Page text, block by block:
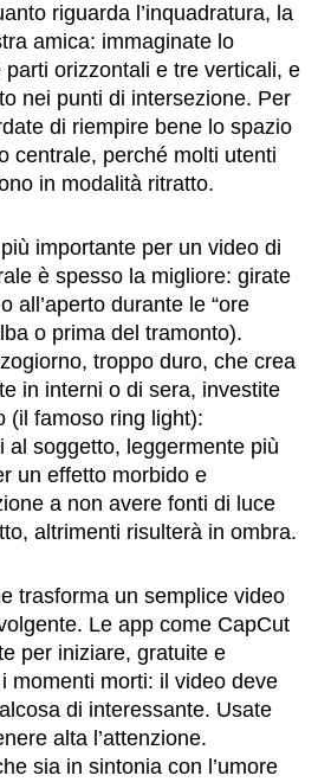
riguarda l’inquadratura, la
amica: immaginate lo
orizzontali e tre verticali, e
nei punti di intersezione. Per
di riempire bene lo spazio
centrale, perché molti utenti
in modalità ritratto.
importante per un video di
è spesso la migliore: girate
all’aperto durante le “ore
o prima del tramonto).
troppo duro, che crea
in interni o di sera, investite
(il famoso ring light):
al soggetto, leggermente più
un effetto morbido e
a non avere fonti di luce
altrimenti risulterà in ombra.
trasforma un semplice video
Le app come CapCut
per iniziare, gratuite e
momenti morti: il video deve
di interessante. Usate
alta l’attenzione.
sia in sintonia con l’umore